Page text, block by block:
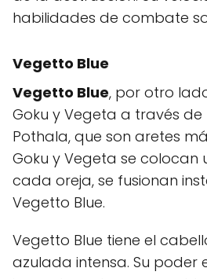
habilidades de combate
Vegetto Blue
Vegetto Blue, por otro
Goku y Vegeta a través de
Pothala, que son aretes
Goku y Vegeta se colocan
cada oreja, se fusionan
Vegetto Blue.
Vegetto Blue tiene el
azulada intensa. Su poder